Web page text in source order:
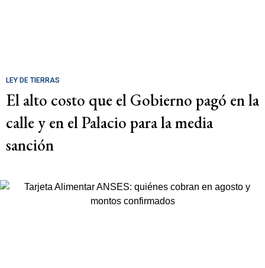
LEY DE TIERRAS
El alto costo que el Gobierno pagó en la
calle y en el Palacio para la media
sanción